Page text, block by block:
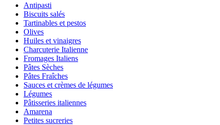
Antipasti
Biscuits salés
Tartinables et pestos
Olives
Huiles et vinaigres
Charcuterie Italienne
Fromages Italiens
Pâtes Sèches
Pâtes Fraîches
Sauces et crèmes de légumes
Légumes
Pâtisseries italiennes
Amarena
Petites sucreries